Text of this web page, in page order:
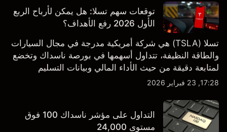
توقعات سهم تسلا: هل يمكن لأرباح الربع
الأول 2026 رفع الأهداف؟
تسلا (TSLA) هي شركة أمريكية مدرجة في مجال السيارات
والطاقة النظيفة، تتداول أسهمها في بورصة ناسداك وتخضع
لمتابعة دقيقة من حيث الأداء المالي وبيانات التسليم
والتطورات في التكنولوجيا والتصنيع. استكشف أهداف أسعار
17:28, 23 فبراير 2026
التداول على مؤشر ناسداك 100 فوق
مستوى 24,000